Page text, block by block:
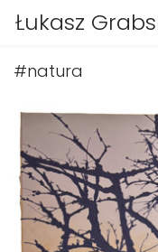
Łukasz
#natura